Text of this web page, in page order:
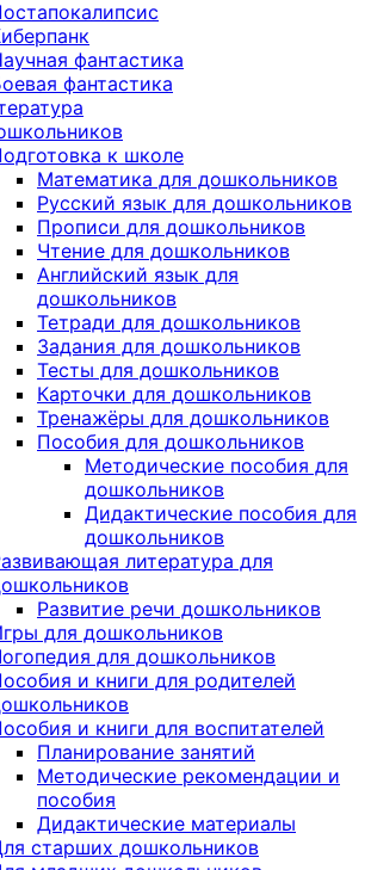
фантастика
фантастика
к школе
Математика для дошкольников
Русский язык для дошкольников
Прописи для дошкольников
Чтение для дошкольников
Английский язык для
дошкольников
Тетради для дошкольников
Задания для дошкольников
Тесты для дошкольников
Карточки для дошкольников
Тренажёры для дошкольников
Пособия для дошкольников
Методические пособия для
дошкольников
Дидактические пособия для
дошкольников
литература для
Развитие речи дошкольников
для дошкольников
для дошкольников
и книги для родителей
и книги для воспитателей
Планирование занятий
Методические рекомендации и
пособия
Дидактические материалы
старших дошкольников